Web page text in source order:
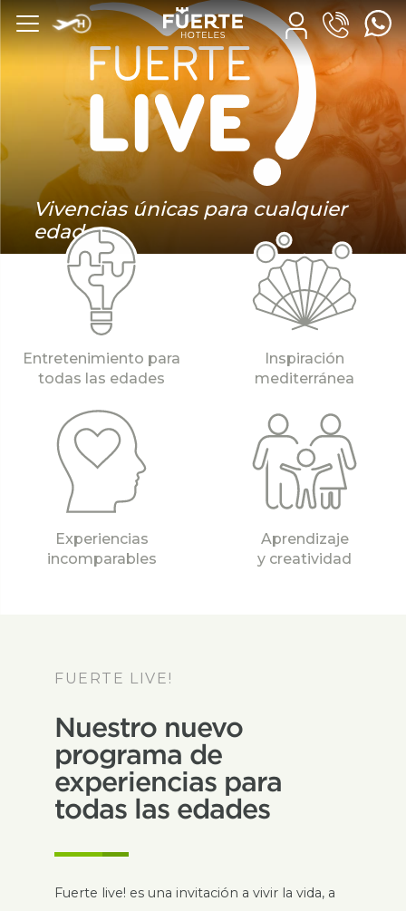
Vivencias únicas para cualquier
edad
Entretenimiento para
todas las edades
Inspiración
mediterránea
Experiencias
incomparables
Aprendizaje
y creatividad
FUERTE LIVE!
Nuestro nuevo
programa de
experiencias para
todas las edades
Fuerte live! es una invitación a vivir la vida, a